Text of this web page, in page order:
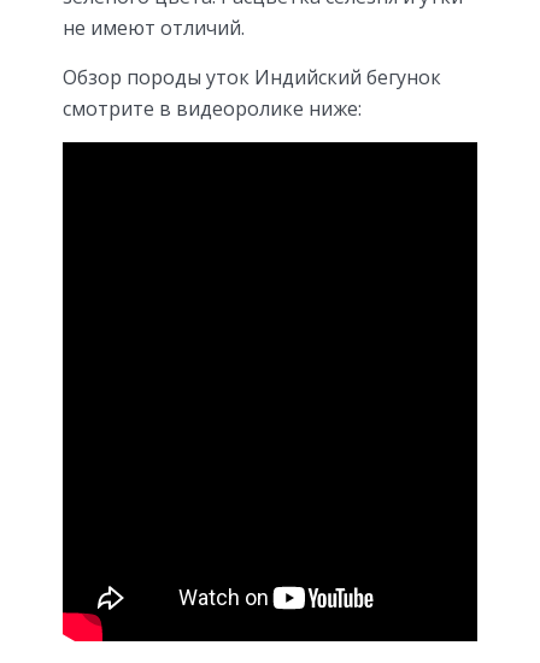
не имеют отличий.
Обзор породы уток Индийский бегунок
смотрите в видеоролике ниже: